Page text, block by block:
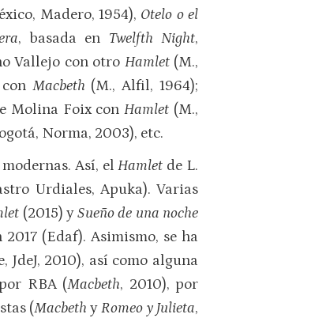
Madero, 1954), Otelo o el
, basada en Twelfth Night,
Vallejo con otro Hamlet (M.,
Macbeth (M., Alfil, 1964);
Molina Foix conHamlet (M.,
Norma, 2003), etc.
Así, elHamlet de L.
Urdiales, Apuka). Varias
(2015) ySueño de una noche
(Edaf). Asimismo, se ha
JdeJ, 2010), así como alguna
RBA (Macbeth, 2010), por
(Macbeth yRomeo y Julieta,